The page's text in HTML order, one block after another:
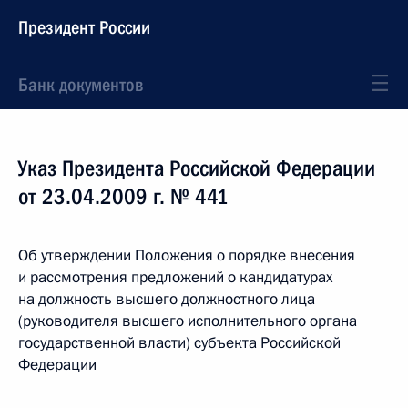
Президент России
Банк документов
Указ Президента Российской Федерации
от 23.04.2009 г. № 441
Об утверждении Положения о порядке внесения
и рассмотрения предложений о кандидатурах
на должность высшего должностного лица
(руководителя высшего исполнительного органа
государственной власти) субъекта Российской
Федерации